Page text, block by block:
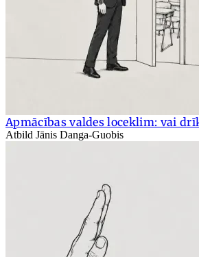
Apmācības valdes loceklim: vai
Atbild Jānis Danga-Guobis